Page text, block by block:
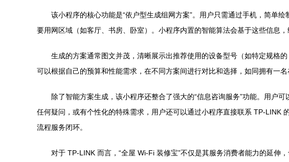
该小程序的核心功能是“依户型生成组网方案”。用户只需通过手机，简单
要用网区域（如客厅、书房、卧室）。小程序内置的智能算法会基于这些信息
生成的方案通常图文并茂，清晰展示出推荐使用的设备型号（如特定规格
可以根据自己的预算和性能需求，在不同方案间进行对比和选择，如同拥有一名
除了智能方案生成，该小程序还整合了强大的“信息咨询服务”功能。用户
任何疑问，或有个性化的特殊需求，用户还可以通过小程序直接联系 TP-LINK
流程服务闭环。
对于 TP-LINK 而言，“全屋 Wi-Fi 装修宝”不仅是其服务消费者能力的延